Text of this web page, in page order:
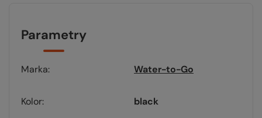
Parametry
Marka Water-to-Go
Kolor
black